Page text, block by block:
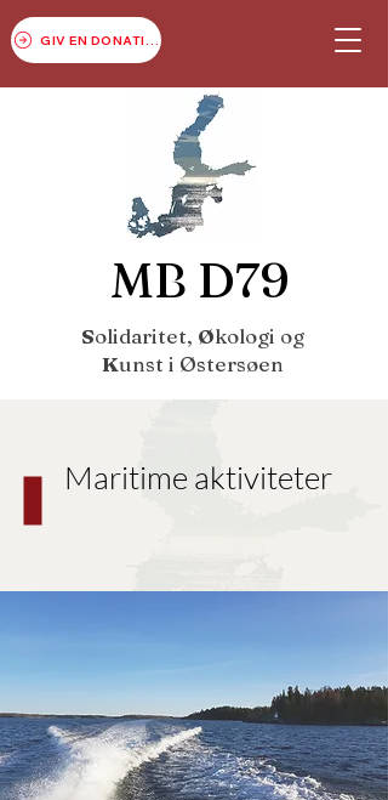
MB D79
Solidaritet, Økologi og
Kunst i Østersøen
Maritime aktiviteter